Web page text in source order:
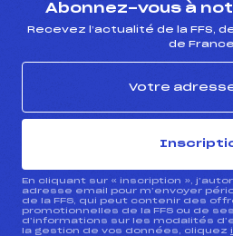
Abonnez-vous à
Recevez l’actualité de la FFS,
de
En cliquant sur « inscription »,
adresse email pour m’envoyer
de la FFS, qui peut contenir des
promotionnelles de la FFS ou de
d’informations sur les modalités
la gestion de vos données, cliquez